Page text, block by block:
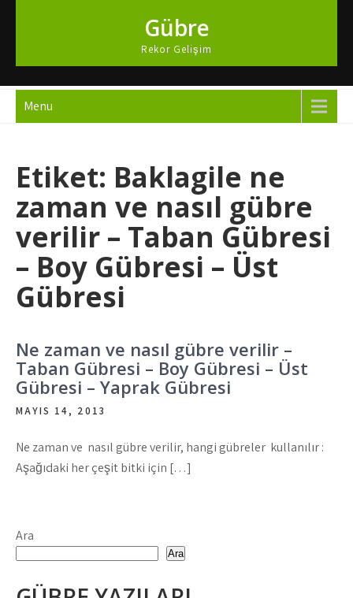
Gübre
Rekor Gelişim
Menu
Etiket: Baklagile ne
zaman ve nasıl gübre
verilir – Taban Gübresi
– Boy Gübresi – Üst
Gübresi
Ne zaman ve nasıl gübre verilir –
Taban Gübresi – Boy Gübresi – Üst
Gübresi – Yaprak Gübresi
MAYIS 14, 2013
Ne zaman ve nasıl gübre verilir, hangi gübreler kullanılır :
Aşağıdaki her çeşit bitki için […]
Ara
Ara